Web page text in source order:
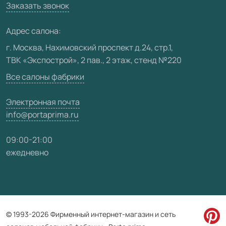
Юридическая информация
Вакансии
Карта сайта
Заказать звонок
Адрес салона:
г. Москва, Нахимовский проспект д.24, стр.1,
ТВК «Экспострой», 2 пав., 2 этаж, стенд №220
Все салоны фабрики
Электронная почта
info@portaprima.ru
09:00-21:00
ежедневно
© 1993-2026 Фирменный интернет-магазин и сеть